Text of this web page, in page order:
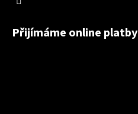
Přijímáme online platby